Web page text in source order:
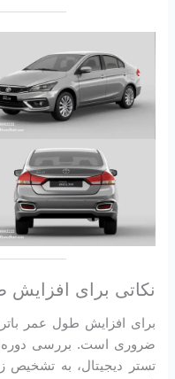
نکاتی برای افزایش
برای افزایش طول عمر
تستر دیجیتال، به تشخیص